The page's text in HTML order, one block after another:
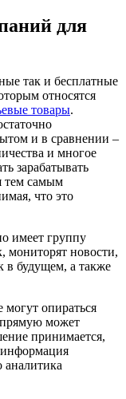
для
так и бесплатные
относятся
товары.
и в сравнении –
и многое
зарабатывать
тем самым
что это
имеет группу
мониторят новости,
в будущем, а также
могут опираться
может
принимается,
аналитика